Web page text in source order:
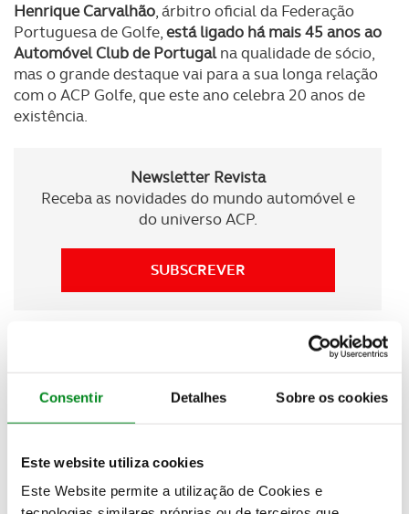
Consentir Detalhes Sobre os cookies
Este website utiliza cookies
Este Website permite a utilização de Cookies e
Henrique Carvalhão, árbitro oficial da Federação
Portuguesa de Golfe,está ligado há mais 45 anos ao
Automóvel Club de Portugalna qualidade de sócio,
mas o grande destaque vai para a sua longa relação
com o ACP Golfe, que este ano celebra 20 anos de
existência.
Newsletter Revista
Receba as novidades do mundo automóvel e
do universo ACP.
SUBSCREVER
Neste podcast inaugural do ACP Golfe, Henrique
Carvalhão recorda os tempos iniciais, em quedesde
longe do que a normal relação de sócio, ajudando a
limar aspectos técnicos, tendo sido uma grande
termos de competição do ACP golfe.